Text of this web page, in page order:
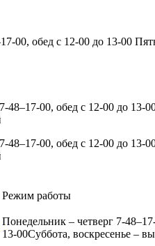
00, обед с 12-00 до 13-00
48–17-00, обед с 12-00 до 13-
48–17-00, обед с 12-00 до 13-
Режим работы
Понедельник – четверг 7-
13-00Суббота, воскресенье –